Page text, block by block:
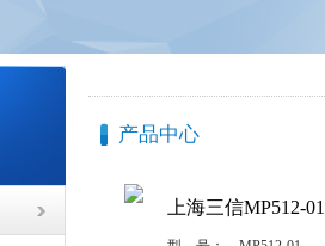
产品中心
上海三信MP512-